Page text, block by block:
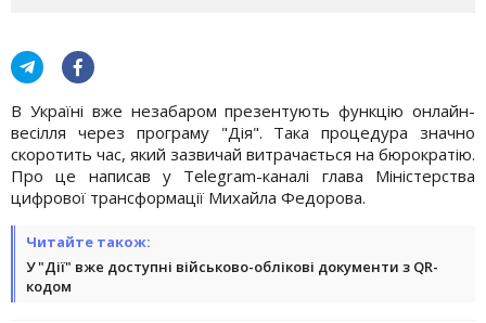
В Україні вже незабаром презентують функцію онлайн-
весілля через програму "Дія". Така процедура значно
скоротить час, який зазвичай витрачається на бюрократію.
Про це написав у Telegram-каналі глава Міністерства
цифрової трансформації Михайла Федорова.
Читайте також:
У "Дії" вже доступні військово-облікові документи з QR-
кодом